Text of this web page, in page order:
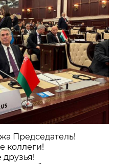
Председатель!
коллеги!